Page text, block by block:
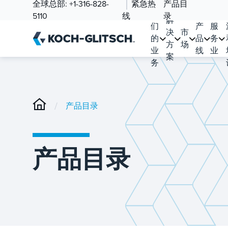
全球总部: +1-316-828-
5110
紧急热
线
产品目
录
们
的
业
务
解
决
方
案
市
场
产
品
线
服
务
业
/ 产品目录
产品目录